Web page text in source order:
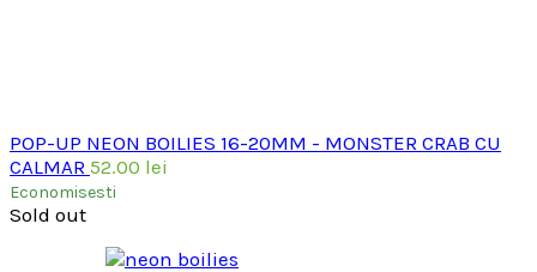
POP-UP NEON BOILIES 16-20MM - MONSTER CRAB CU
CALMAR 52.00 lei
Economisesti
Sold out